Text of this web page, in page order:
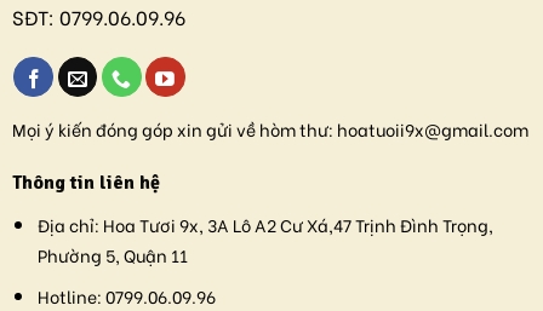
SĐT: 0799.06.09.96
Mọi ý kiến đóng góp xin gửi về hòm thư: hoatuoii9x@gmail.com
Thông tin liên hệ
Địa chỉ: Hoa Tươi 9x, 3A Lô A2 Cư Xá,47 Trịnh Đình Trọng,
Phường 5, Quận 11
Hotline:0799.06.09.96